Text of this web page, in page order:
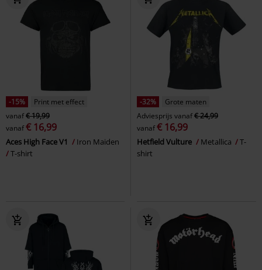
-15%
Print met effect
vanaf€ 19,99
vanaf€ 16,99
Aces High Face V1
Iron Maiden
T-shirt
-32%
Grote maten
Adviesprijs vanaf€ 24,99
vanaf€ 16,99
Hetfield Vulture Metallica
T-
shirt